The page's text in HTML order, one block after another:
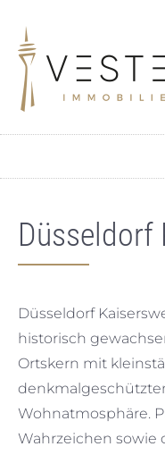
Düsseldorf
Düsseldorf
historisch
Ortskern mit
Wohnatmosphäre.
Wahrzeichen sowie